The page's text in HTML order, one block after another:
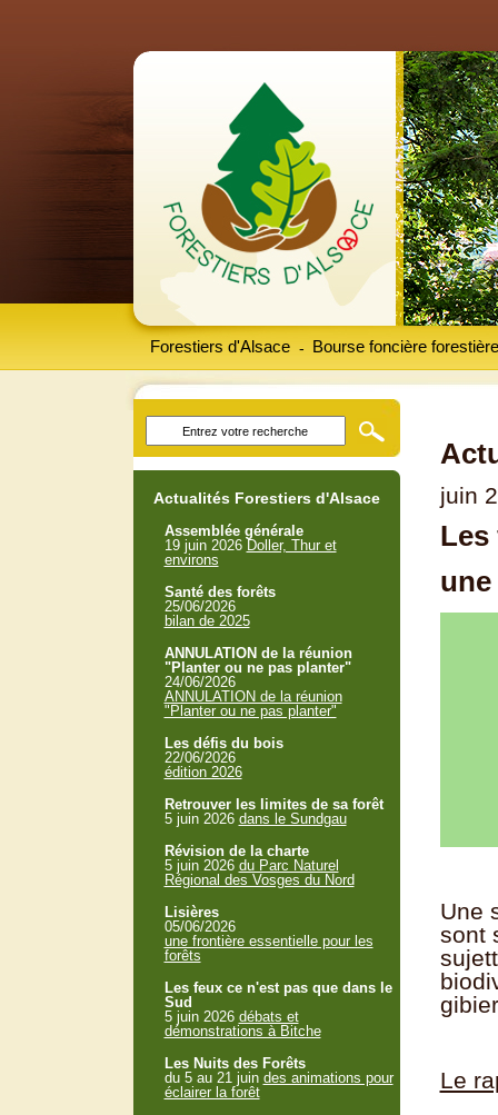
Forestiers d'Alsace Bourse foncière forestière
-
juin
Les
Une
sont
Le
Actualités Forestiers d'Alsace
Assemblée générale
19 juin 2026 Doller, Thur et
environs
Santé des forêts
25/06/2026
bilan de 2025
ANNULATION de la réunion
"Planter ou ne pas planter"
24/06/2026
ANNULATION de la réunion
"Planter ou ne pas planter"
Les défis du bois
22/06/2026
édition 2026
Retrouver les limites de sa forêt
5 juin 2026 dans le Sundgau
Révision de la charte
5 juin 2026 du Parc Naturel
Régional des Vosges du Nord
Lisières
05/06/2026
une frontière essentielle pour les
forêts
Les feux ce n'est pas que dans le
Sud
5 juin 2026 débats et
démonstrations à Bitche
Les Nuits des Forêts
du 5 au 21 juin des animations pour
éclairer la forêt